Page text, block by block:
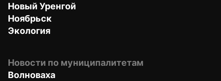
Новый Уренгой
Ноябрьск
Экология
Новости по муниципалитетам
Волноваха